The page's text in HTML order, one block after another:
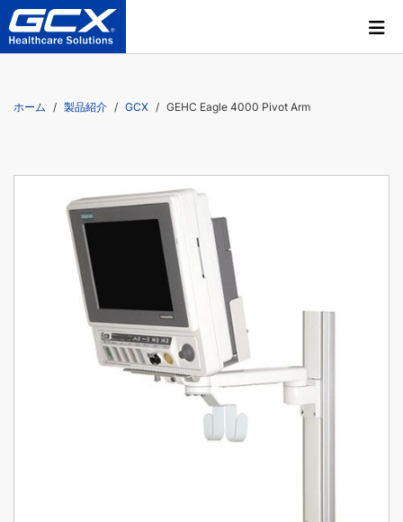
ホーム 製品紹介 GCX GEHC Eagle 4000 Pivot Arm